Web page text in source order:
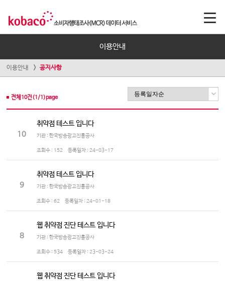
이용안내
이용안내 공지사항
전체 10건(1 /1 )page
10
취약점 테스트 입니다
기관 : 한국방송광고진흥공사
조회수 : 152 등록일자 : 24-03-17
9
취약점 테스트 입니다
기관 : 한국방송광고진흥공사
조회수 : 62 등록일자 : 24-01-18
8
웹 취약점 진단 테스트 입니다
기관 : 한국방송광고진흥공사
조회수 : 534 등록일자 : 23-03-24
웹 취약점 진단 테스트 입니다